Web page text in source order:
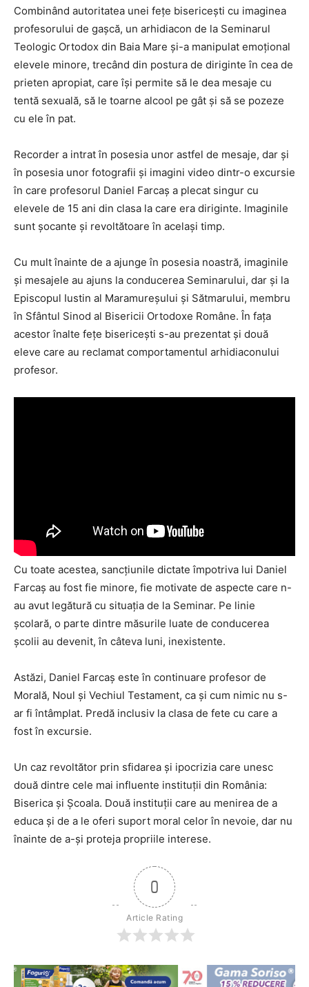
Combinând autoritatea unei fețe bisericești cu imaginea
profesorului de gașcă, un arhidiacon de la Seminarul
Teologic Ortodox din Baia Mare și-a manipulat emoțional
elevele minore, trecând din postura de diriginte în cea de
prieten apropiat, care își permite să le dea mesaje cu
tentă sexuală, să le toarne alcool pe gât și să se pozeze
cu ele în pat.
Recorder a intrat în posesia unor astfel de mesaje, dar și
în posesia unor fotografii și imagini video dintr-o excursie
în care profesorul Daniel Farcaș a plecat singur cu
elevele de 15 ani din clasa la care era diriginte. Imaginile
sunt șocante și revoltătoare în același timp.
Cu mult înainte de a ajunge în posesia noastră, imaginile
și mesajele au ajuns la conducerea Seminarului, dar și la
Episcopul Iustin al Maramureșului și Sătmarului, membru
în Sfântul Sinod al Bisericii Ortodoxe Române. În fața
acestor înalte fețe bisericești s-au prezentat și două
eleve care au reclamat comportamentul arhidiaconului
profesor.
Cu toate acestea, sancțiunile dictate împotriva lui Daniel
Farcaș au fost fie minore, fie motivate de aspecte care n-
au avut legătură cu situația de la Seminar. Pe linie
școlară, o parte dintre măsurile luate de conducerea
școlii au devenit, în câteva luni, inexistente.
Astăzi, Daniel Farcaș este în continuare profesor de
Morală, Noul și Vechiul Testament, ca și cum nimic nu s-
ar fi întâmplat. Predă inclusiv la clasa de fete cu care a
fost în excursie.
Un caz revoltător prin sfidarea și ipocrizia care unesc
două dintre cele mai influente instituții din România:
Biserica și Școala. Două instituții care au menirea de a
educa și de a le oferi suport moral celor în nevoie, dar nu
înainte de a-și proteja propriile interese.
0
Article Rating